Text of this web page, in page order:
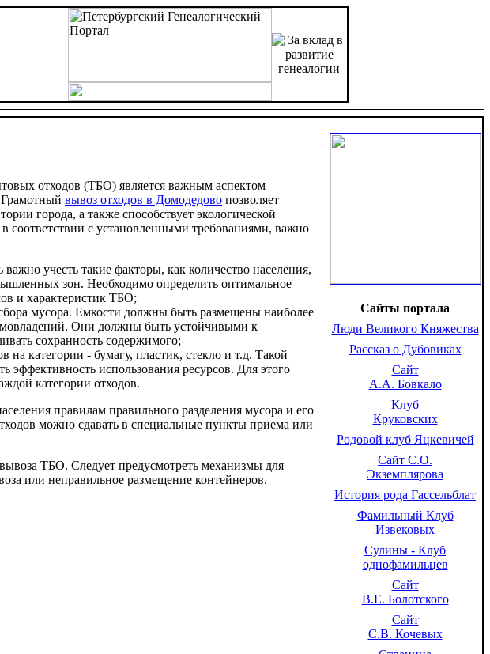
отходов (ТБО) является важным аспектом
вывоз отходов в Домодедово позволяет
города, а также способствует экологической
соответствии с установленными требованиями, важно
важно учесть такие факторы, как количество населения,
зон. Необходимо определить оптимальное
и характеристик ТБО;
мусора. Емкости должны быть размещены наиболее
Они должны быть устойчивыми к
сохранность содержимого;
на категории - бумагу, пластик, стекло и т.д. Такой
эффективность использования ресурсов. Для этого
категории отходов.
правилам правильного разделения мусора и его
можно сдавать в специальные пункты приема или
ТБО. Следует предусмотреть механизмы для
или неправильное размещение контейнеров.
Сайты портала
Люди Великого Княжества
Рассказ о Дубовиках
Сайт
А.А. Бовкало
Клуб
Круковских
Родовой клуб Яцкевичей
Сайт С.О.
Экземплярова
История рода Гассельблат
Фамильный Клуб
Извековых
Сулины - Клуб
однофамильцев
Сайт
В.Е. Болотского
Сайт
С.В. Кочевых